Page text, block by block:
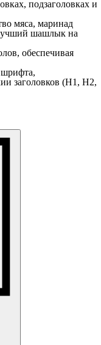
подзаголовках и
мяса, маринад
шашлык на
обеспечивая
заголовков (H1, H2,